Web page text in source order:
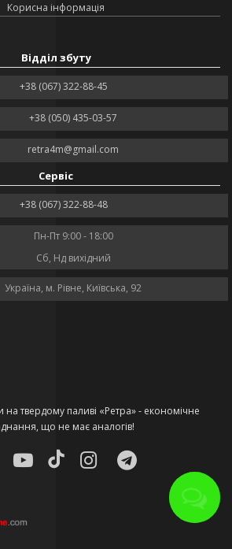
Корисна інформація
Відділ збуту
+38 (067) 322-88-45
+38 (050) 435-03-57
retra4m@gmail.com
Сервіс
+38 (067) 322-88-48
Пн-Пт 9:00 - 18:00
Сб, Нд вихідний
Україна, м. Рівне, Київська, 92
на твердому паливі «Ретра» - економічне
що не має аналогів!